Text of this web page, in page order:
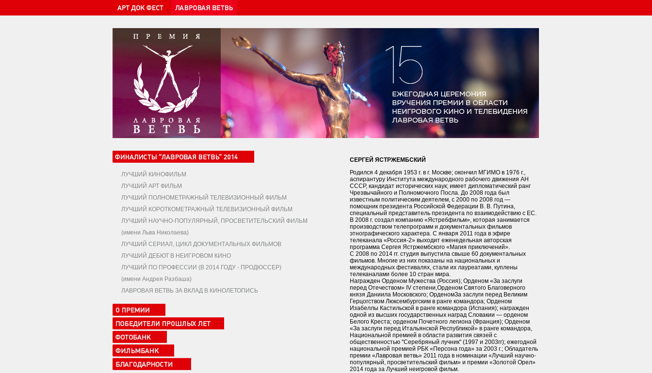
ЛУЧШИЙ КИНОФИЛЬМ
ЛУЧШИЙ АРТ ФИЛЬМ
ЛУЧШИЙ ПОЛНОМЕТРАЖНЫЙ ТЕЛЕВИЗИОННЫЙ ФИЛЬМ
ЛУЧШИЙ КОРОТКОМЕТРАЖНЫЙ ТЕЛЕВИЗИОННЫЙ ФИЛЬМ
ЛУЧШИЙ НАУЧНО-ПОПУЛЯРНЫЙ, ПРОСВЕТИТЕЛЬСКИЙ ФИЛЬМ
(имени Льва Николаева)
ЛУЧШИЙ СЕРИАЛ, ЦИКЛ ДОКУМЕНТАЛЬНЫХ ФИЛЬМОВ
ЛУЧШИЙ ДЕБЮТ В НЕИГРОВОМ КИНО
ЛУЧШИЙ ПО ПРОФЕССИИ (В 2014 ГОДУ - ПРОДЮССЕР)
(имени Андрея Разбаша)
ЛАВРОВАЯ ВЕТВЬ ЗА ВКЛАД В КИНОЛЕТОПИСЬ
СЕРГЕЙ ЯСТРЖЕМБСКИЙ
Родился 4 декабря 1953 г. в г. Москве; окончил МГИМО в 1976 г.,
аспирантуру Института международного рабочего движения АН
СССР, кандидат исторических наук; имеет дипломатический ранг
Чрезвычайного и Полномочного Посла. До 2008 года был
известным политическим деятелем, с 2000 по 2008 год —
помощник президента Российской Федерации В. В. Путина,
специальный представитель президента по взаимодействию с ЕС.
В 2008 г. создал компанию «Ястребфильм», которая занимается
производством телепрограмм и документальных фильмов
этнографического характера. С января 2011 года в эфире
телеканала «Россия-2» выходит еженедельная авторская
программа Сергея Ястржембского «Магия приключений».
С 2008 по 2014 гг. студия выпустила свыше 60 документальных
фильмов. Многие из них показаны на национальных и
международных фестивалях, стали их лауреатами, куплены
телеканалами более 10 стран мира.
Награжден Орденом Мужества (Россия); Орденом «За заслуги
перед Отечеством» IV степени,Орденом Святого Благоверного
князя Даниила Московского; ОрденомЗа заслуги перед Великим
Герцогством Люксембургским в ранге командора; Орденом
Изабеллы Кастильской в ранге командора (Испания); награжден
одной из высших государственных наград Словакии — орденом
Белого Креста; орденом Почетного легиона (Франция); Орденом
«За заслуги перед Итальянской Республикой» в ранге командора,
Национальной премией в области развития связей с
общественностью "Серебряный лучник" (1997 и 2003гг); ежегодной
национальной премией РБК «Персона года» за 2003 г.; Обладатель
премии «Лавровая ветвь» 2011 года в номинации «Лучший научно-
популярный, просветительский фильм» и премии «Золотой Орел»
2014 года за Лучший неигровой фильм.